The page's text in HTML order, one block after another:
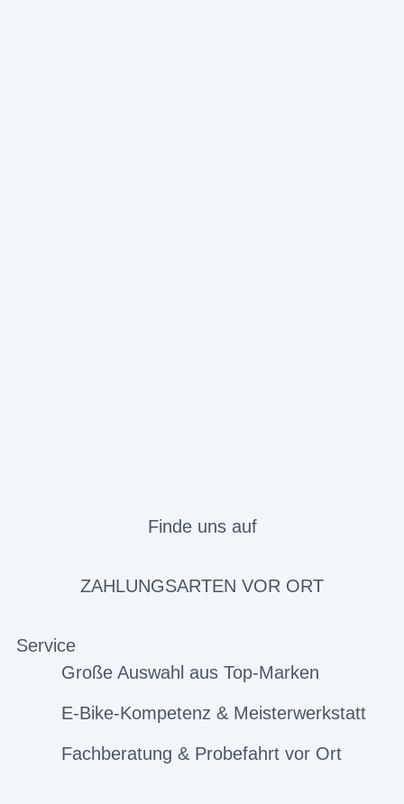
Finde uns auf
ZAHLUNGSARTEN VOR ORT
Service
Große Auswahl aus Top-Marken
E-Bike-Kompetenz & Meisterwerkstatt
Fachberatung & Probefahrt vor Ort